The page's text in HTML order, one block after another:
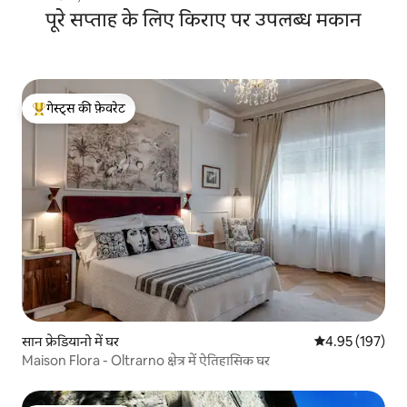
पूरे सप्ताह के लिए किराए पर उपलब्ध मकान
गेस्ट्स का टॉप फ़ेवरेट
गेस्ट्स की फ़ेवरेट
सान फ्रेडियानो में घर औसत रेटिंग 5 में से
4.95 (197)
Maison Flora - Oltrarno क्षेत्र में ऐतिहासिक घर